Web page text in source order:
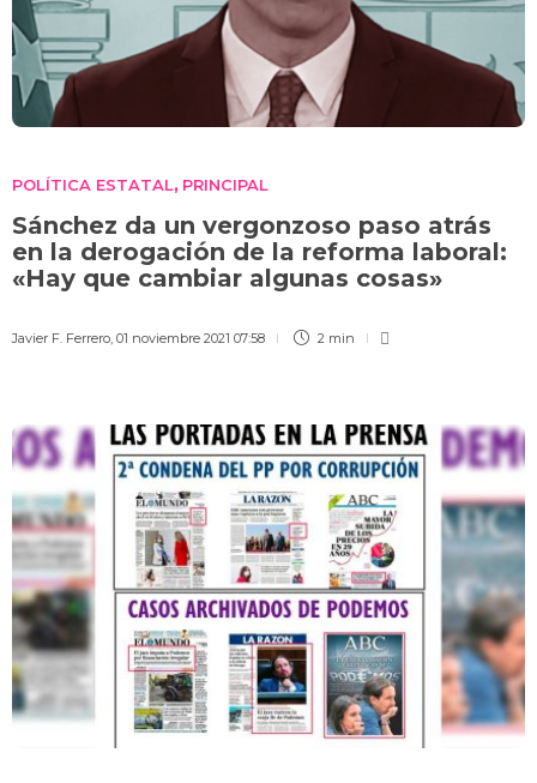
POLÍTICA ESTATAL, PRINCIPAL
Sánchez da un vergonzoso paso atrás
en la derogación de la reforma laboral:
«Hay que cambiar algunas cosas»
Javier F. Ferrero, 01 noviembre 2021 07:58 2 min